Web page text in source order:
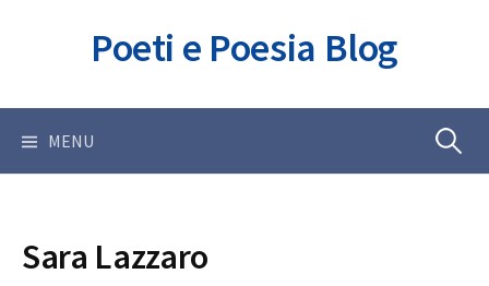
Poeti e Poesia Blog
MENU Ricerca
Sara Lazzaro